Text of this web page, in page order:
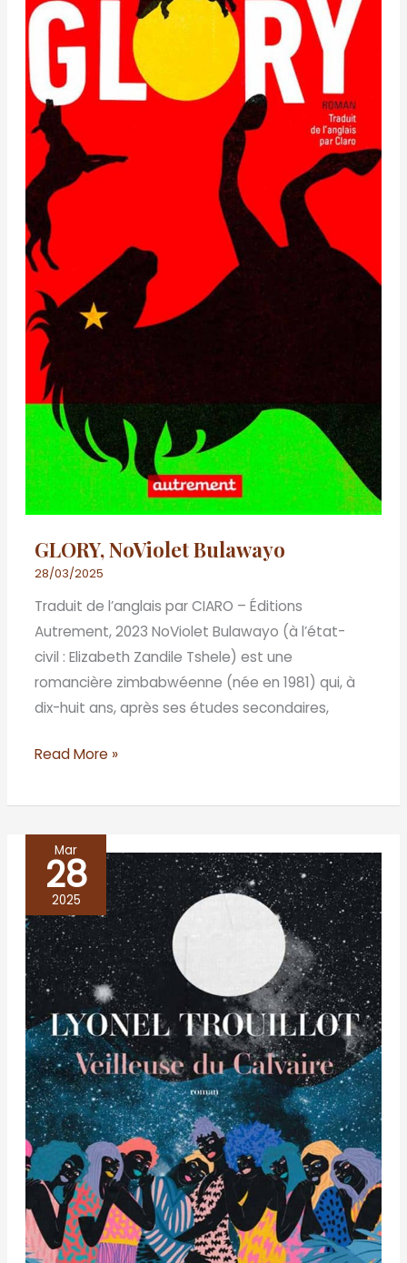
GLORY, NoViolet Bulawayo
28/03/2025
Traduit de l’anglais par CIARO – Éditions
Autrement, 2023 NoViolet Bulawayo (à l’état-
civil : Elizabeth Zandile Tshele) est une
romancière zimbabwéenne (née en 1981) qui, à
dix-huit ans, après ses études secondaires,
Read More »
Mar
28
2025
VEILLEUSE
DU
CALVAIRE,
Lyonel
Trouillot